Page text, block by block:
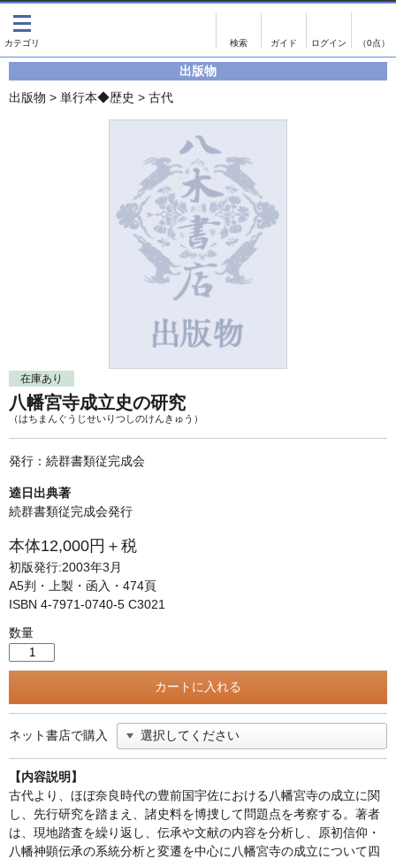
（0点）
影印資料
単行本◆日本語史
Ｗｅｂ版
美本なし
書誌学・目録
古書目録
画像がある商品のみ検索
出版物
出版物 > 単行本◆歴史 > 古代
在庫あり
八幡宮寺成立史の研究
（はちまんぐうじせいりつしのけんきゅう）
発行：続群書類従完成会
逵日出典著
続群書類従完成会発行
本体12,000円＋税
初版発行:2003年3月
A5判・上製・函入・474頁
ISBN 4-7971-0740-5 C3021
数量
ネット書店で購入
【内容説明】
古代より、ほぼ奈良時代の豊前国宇佐における八幡宮寺の成立に関
し、先行研究を踏まえ、諸史料を博捜して問題点を考察する。著者
は、現地踏査を繰り返し、伝承や文献の内容を分析し、原初信仰・
八幡神顕伝承の系統分析と変遷を中心に八幡宮寺の成立について四